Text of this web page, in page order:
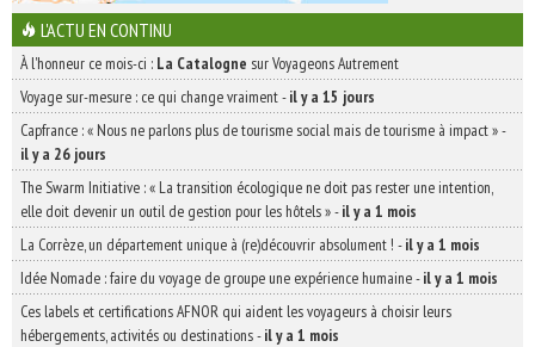
L'ACTU EN CONTINU
À l'honneur ce mois-ci : La Catalogne sur Voyageons Autrement
Voyage sur-mesure : ce qui change vraiment-il y a 15 jours
Capfrance : « Nous ne parlons plus de tourisme social mais de tourisme à impact »-
il y a 26 jours
The Swarm Initiative : « La transition écologique ne doit pas rester une intention,
elle doit devenir un outil de gestion pour les hôtels »-il y a 1 mois
La Corrèze, un département unique à (re)découvrir absolument ! -il y a 1 mois
Idée Nomade : faire du voyage de groupe une expérience humaine-il y a 1 mois
Ces labels et certifications AFNOR qui aident les voyageurs à choisir leurs
hébergements, activités ou destinations-il y a 1 mois